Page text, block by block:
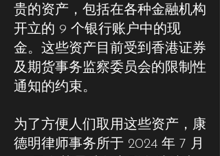
贵的资产，包括在各种金融机构
开立的 9 个银行账户中的现
金。这些资产目前受到香港证券
及期货事务监察委员会的限制性
通知的约束。
为了方便人们取用这些资产，康
德明律师事务所于 2024 年 7 月